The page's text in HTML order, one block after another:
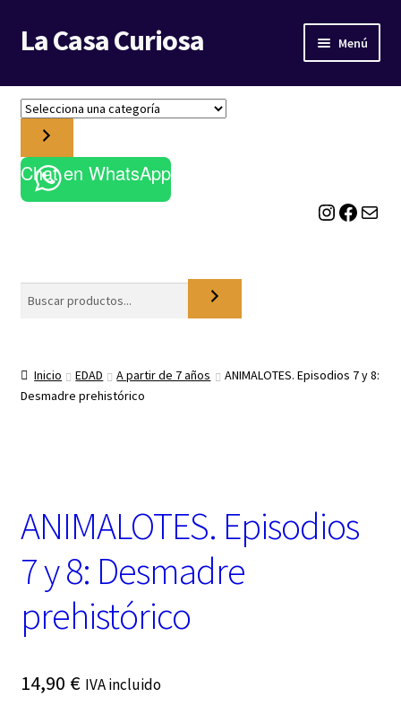
Ir
a
navegación
Ir
al
La Casa Curiosa Menú
LIBRERÍA
BLOG
S
e
c
a
a
t
a
Chat en WhatsApp
Instagram Facebook Correo electrónico
Buscar
Inicio EDAD A partir de 7 años
ANIMALOTES. Episodios 7 y 8:
Desmadre prehistórico
ANIMALOTES. Episodios
7 y 8: Desmadre
prehistórico
14,90 € IVA incluido